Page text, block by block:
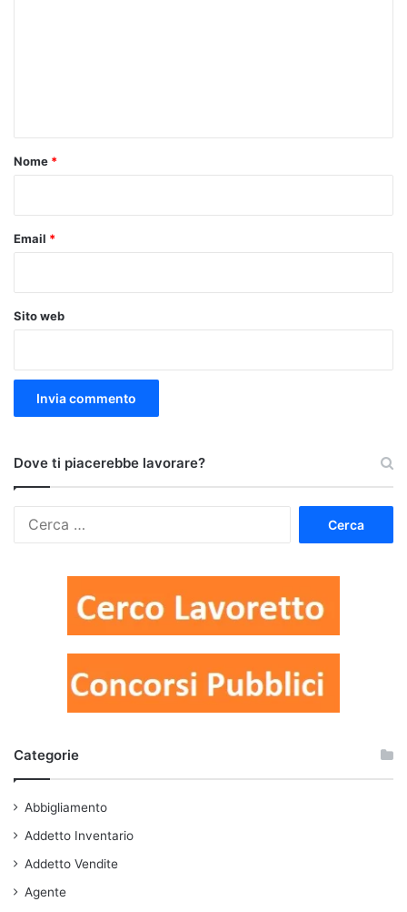
o
Nome *
Email *
Sito web
Dove ti piacerebbe lavorare?
Categorie
Abbigliamento
Addetto Inventario
Addetto Vendite
Agente